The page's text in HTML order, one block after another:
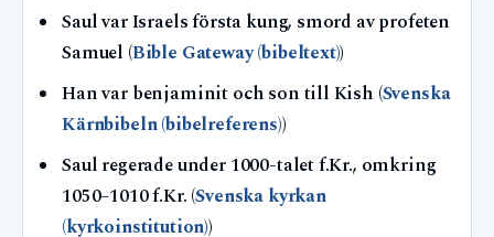
Saul var Israels första kung, smord av profeten
Samuel (Bible Gateway (bibeltext))
Han var benjaminit och son till Kish (Svenska
Kärnbibeln (bibelreferens))
Saul regerade under 1000-talet f.Kr., omkring
1050–1010 f.Kr. (Svenska kyrkan
(kyrkoinstitution))